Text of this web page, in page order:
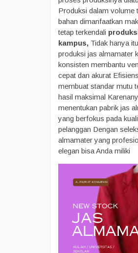
Produksi dalam volume
bahan dimanfaatkan
tetap terkendali
kampus,Tidak hanya
produksi jas almamater
konsisten membantu
cepat dan akurat
membuat standar mutu
hasil maksimal
menentukan pabrik jas
yang berfokus pada
pelanggan Dengan
almamater yang
elegan bisa Anda miliki